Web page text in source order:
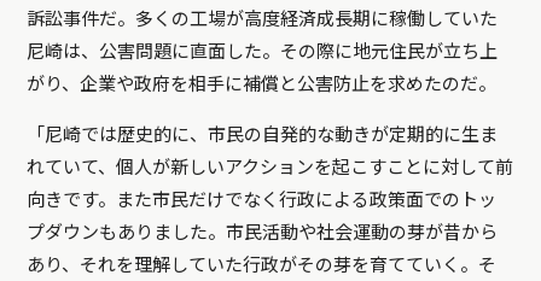
訴訟事件だ。多くの工場が高度経済成長期に稼働していた
尼崎は、公害問題に直面した。その際に地元住民が立ち上
がり、企業や政府を相手に補償と公害防止を求めたのだ。
「尼崎では歴史的に、市民の自発的な動きが定期的に生ま
れていて、個人が新しいアクションを起こすことに対して前
向きです。また市民だけでなく行政による政策面でのトッ
プダウンもありました。市民活動や社会運動の芽が昔から
あり、それを理解していた行政がその芽を育てていく。そ